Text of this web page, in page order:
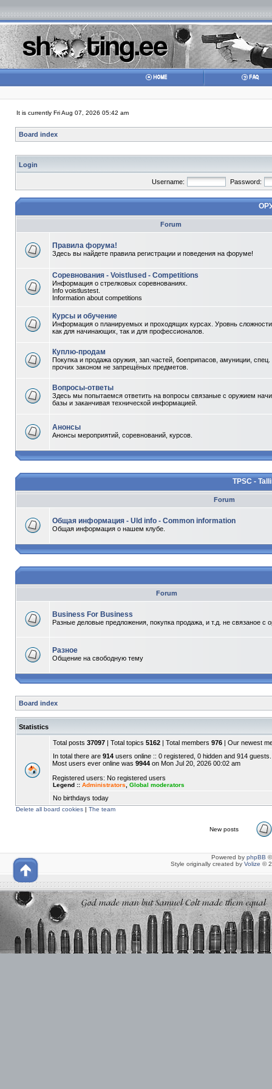
It is currently Fri Aug 07, 2026 05:42 am
Board index
Login
Username: Password:
Forum
Правила форума!
Здесь вы найдете правила регистрации и поведения на форуме!
Соревнования - Voistlused - Competitions
Информация о стрелковых соревнованиях.
Info voistlustest.
Information about competitions
Курсы и обучение
Информация о планируемых и проходящих курсах. Уровнь
как для начинающих, так и для профессионалов.
Куплю-продам
Покупка и продажа оружия, зап.частей, боеприпасов, амуниции, спец.
прочих законом не запрещёных предметов.
Вопросы-ответы
Здесь мы попытаемся ответить на вопросы связаные с оружием
базы и заканчивая технической информацией.
Анонсы
Анонсы мероприятий, соревнований, курсов.
TPSC -
Forum
Общая информация - Uld info - Common information
Общая информация о нашем клубе.
Forum
Business For Business
Разные деловые предложения, покупка продажа, и т.д. не связаное с
Разное
Общение на свободную тему
Board index
Statistics
Total posts 37097 | Total topics 5162 | Total members 976 | Our newest
In total there are 914 users online :: 0 registered, 0 hidden and 914 guests.
Most users ever online was 9944 on Mon Jul 20, 2026 00:02 am
Registered users: No registered users
Legend :: Administrators Global moderators
No birthdays today
Delete all board cookies | The team
New posts
Powered by phpBB
Style originally created by Volize ©